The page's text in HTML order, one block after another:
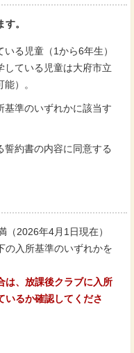
。
る児童（1から6年生）
している児童は大府市立
）。
基準のいずれかに該当す
誓約書の内容に同意する
2026年4月1日現在）
の入所基準のいずれかを
、放課後クラブに入所
いるか確認してくださ